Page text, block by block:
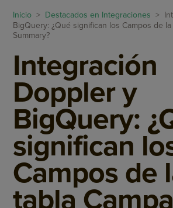
Inicio > Destacados en Integraciones >
BigQuery: ¿Qué significan los Campos de la
Summary?
Integración
Doppler y
BigQuery:
significan
Campos de
tabla